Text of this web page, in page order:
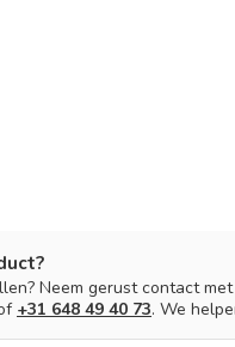
Neem gerust contact
+31 648 49 40 73. We